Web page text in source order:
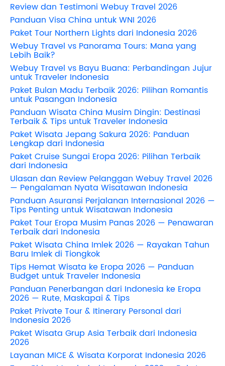
Review dan Testimoni Webuy Travel 2026
Panduan Visa China untuk WNI 2026
Paket Tour Northern Lights dari Indonesia 2026
Webuy Travel vs Panorama Tours: Mana yang
Lebih Baik?
Webuy Travel vs Bayu Buana: Perbandingan Jujur
untuk Traveler Indonesia
Paket Bulan Madu Terbaik 2026: Pilihan Romantis
untuk Pasangan Indonesia
Panduan Wisata China Musim Dingin: Destinasi
Terbaik & Tips untuk Traveler Indonesia
Paket Wisata Jepang Sakura 2026: Panduan
Lengkap dari Indonesia
Paket Cruise Sungai Eropa 2026: Pilihan Terbaik
dari Indonesia
Ulasan dan Review Pelanggan Webuy Travel 2026
— Pengalaman Nyata Wisatawan Indonesia
Panduan Asuransi Perjalanan Internasional 2026 —
Tips Penting untuk Wisatawan Indonesia
Paket Tour Eropa Musim Panas 2026 — Penawaran
Terbaik dari Indonesia
Paket Wisata China Imlek 2026 — Rayakan Tahun
Baru Imlek di Tiongkok
Tips Hemat Wisata ke Eropa 2026 — Panduan
Budget untuk Traveler Indonesia
Panduan Penerbangan dari Indonesia ke Eropa
2026 — Rute, Maskapai & Tips
Paket Private Tour & Itinerary Personal dari
Indonesia 2026
Paket Wisata Grup Asia Terbaik dari Indonesia
2026
Layanan MICE & Wisata Korporat Indonesia 2026